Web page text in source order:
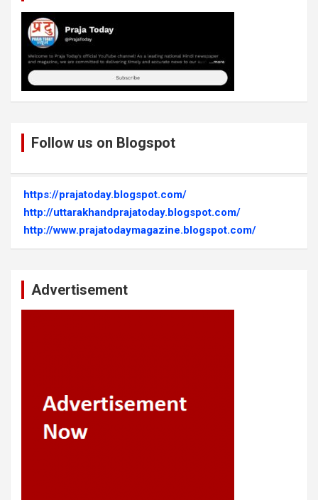
Follow us on Blogspot
https://prajatoday.blogspot.com/
http://uttarakhandprajatoday.blogspot.com/
http://www.prajatodaymagazine.blogspot.com/
Advertisement